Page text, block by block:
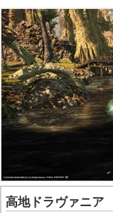
高地ドラヴァニア